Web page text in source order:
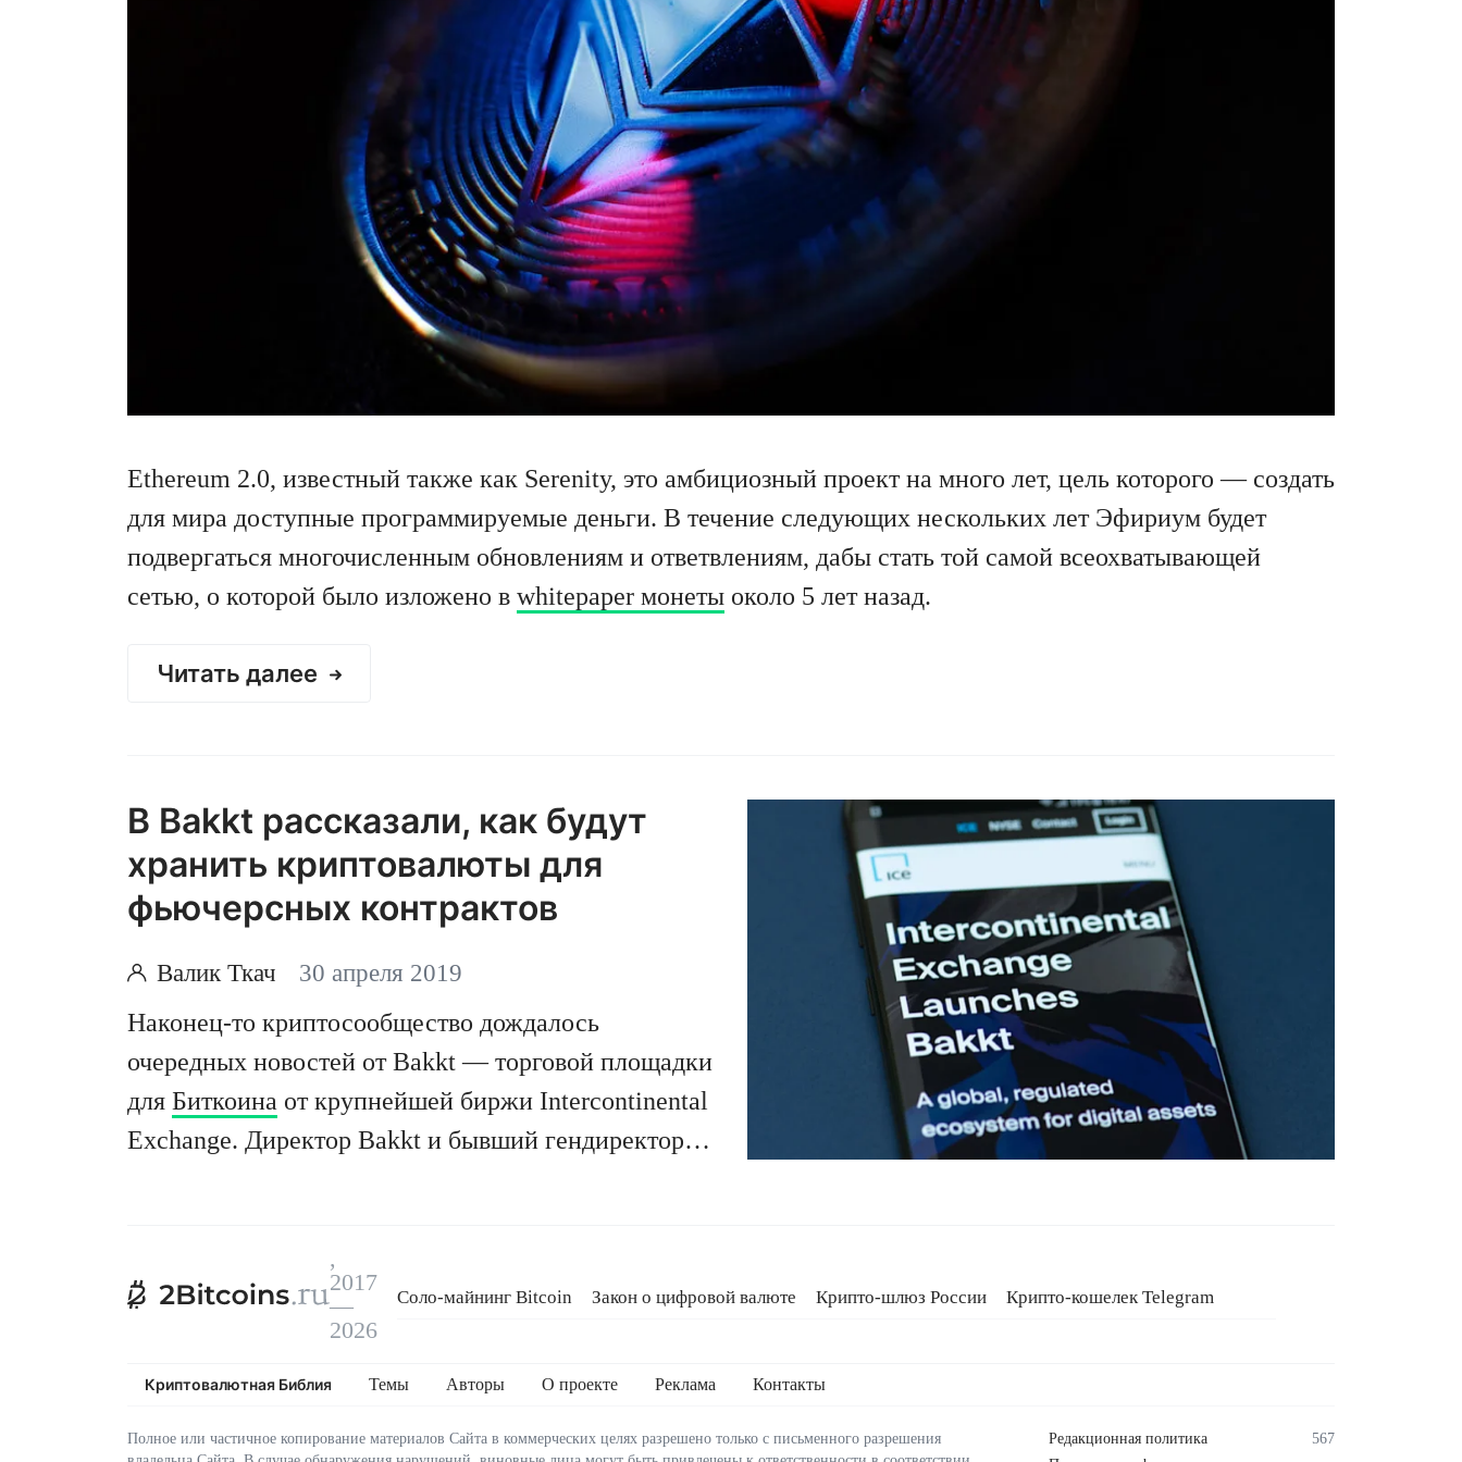
Ethereum 2.0, известный также как Serenity, это амбициозный проект на много лет, цель которого — создать
для мира доступные программируемые деньги. В течение следующих нескольких лет Эфириум будет
подвергаться многочисленным обновлениям и ответвлениям, дабы стать той самой всеохватывающей
сетью, о которой было изложено в whitepaper монеты около 5 лет назад.
Читать далее
В Bakkt рассказали, как будут
хранить криптовалюты для
фьючерсных контрактов
Валик Ткач 30 апреля 2019
Наконец-то криптосообщество дождалось
очередных новостей от Bakkt — торговой площадки
для Биткоина от крупнейшей биржи Intercontinental
Exchange. Директор Bakkt и бывший гендиректор
намерена хранить BTC, зарезервированные под
предлагаемыефьючерсные контракты.
,
2017
—
2026
Соло-майнинг Bitcoin Закон о цифровой валюте Крипто-шлюз России
Крипто-кошелек Telegram
Криптовалютная Библия Темы Авторы О проекте Реклама Контакты
Полное или частичное копирование материалов Сайта в коммерческих целях разрешено только с письменного разрешения
Редакционная политика
567